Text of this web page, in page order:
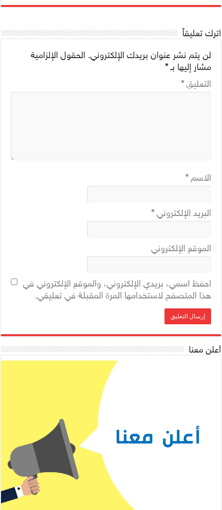
اترك تعليقاً
لن يتم نشر عنوان بريدك الإلكتروني. الحقول الإلزامية
مشار إليها بـ*
التعليق*
الاسم*
البريد الإلكتروني*
الموقع الإلكتروني
احفظ اسمي، بريدي الإلكتروني، والموقع الإلكتروني في
هذا المتصفح لاستخدامها المرة المقبلة في تعليقي.
أعلن معنا